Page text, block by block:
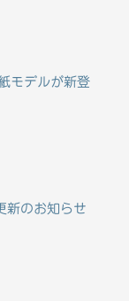
モデルが新登
新のお知らせ